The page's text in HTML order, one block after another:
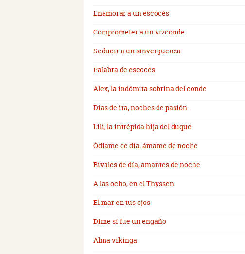
Enamorar a un escocés
Comprometer a un vizconde
Seducir a un sinvergüenza
Palabra de escocés
Alex, la indómita sobrina del conde
Días de ira, noches de pasión
Lili, la intrépida hija del duque
Ódiame de día, ámame de noche
Rivales de día, amantes de noche
A las ocho, en el Thyssen
El mar en tus ojos
Dime si fue un engaño
Alma vikinga